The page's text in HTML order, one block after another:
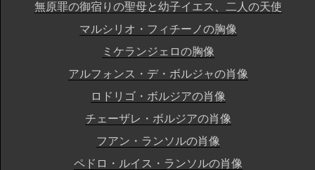
無原罪の御宿りの聖母と幼子イエス、二人の天使
マルシリオ・フィチーノの胸像
ミケランジェロの胸像
アルフォンス・デ・ボルジャの肖像
ロドリゴ・ボルジアの肖像
チェーザレ・ボルジアの肖像
フアン・ランソルの肖像
ペドロ・ルイス・ランソルの肖像